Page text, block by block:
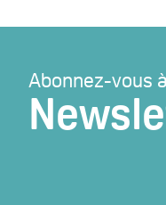
Abonnez-vous